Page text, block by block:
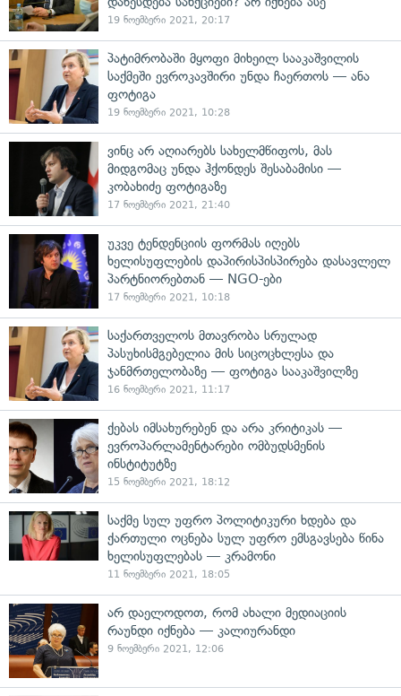
19 ნოემბერი 2021, 20:17
პატიმრობაში მყოფი მიხეილ სააკაშვილის
საქმეში ევროკავშირი უნდა ჩაერთოს — ანა
ფოტიგა
19 ნოემბერი 2021, 10:28
ვინც არ აღიარებს სახელმწიფოს, მას
მიდგომაც უნდა ჰქონდეს შესაბამისი —
კობახიძე ფოტიგაზე
17 ნოემბერი 2021, 21:40
უკვე ტენდენციის ფორმას იღებს
ხელისუფლების დაპირისპისპირება დასავლელ
პარტნიორებთან — NGO-ები
17 ნოემბერი 2021, 10:18
საქართველოს მთავრობა სრულად
პასუხისმგებელია მის სიცოცხლესა და
ჯანმრთელობაზე — ფოტიგა სააკაშვილზე
16 ნოემბერი 2021, 11:17
ქებას იმსახურებენ და არა კრიტიკას —
ევროპარლამენტარები ომბუდსმენის
ინსტიტუტზე
15 ნოემბერი 2021, 18:12
საქმე სულ უფრო პოლიტიკური ხდება და
ქართული ოცნება სულ უფრო ემსგავსება წინა
ხელისუფლებას — კრამონი
11 ნოემბერი 2021, 18:05
არ დაელოდოთ, რომ ახალი მედიაციის
რაუნდი იქნება — კალიურანდი
9 ნოემბერი 2021, 12:06